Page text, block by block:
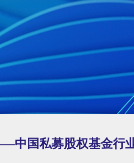
中国私募股权基金行